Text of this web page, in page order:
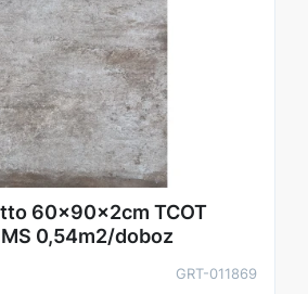
60x90x2cm TCOT
0,54m2/doboz
GRT-011869